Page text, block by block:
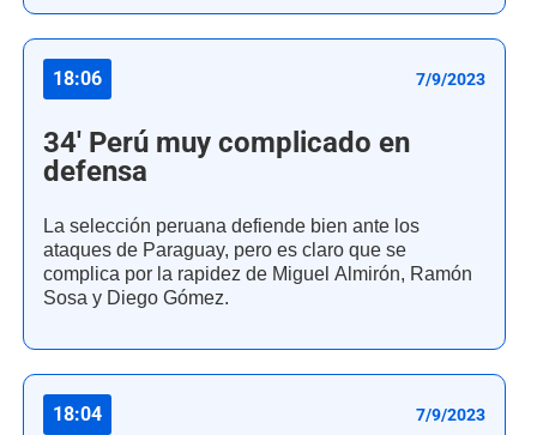
18:06 7/9/2023
34' Perú muy complicado en
defensa
La selección peruana defiende bien ante los
ataques de Paraguay, pero es claro que se
complica por la rapidez de Miguel Almirón, Ramón
Sosa y Diego Gómez.
18:04 7/9/2023